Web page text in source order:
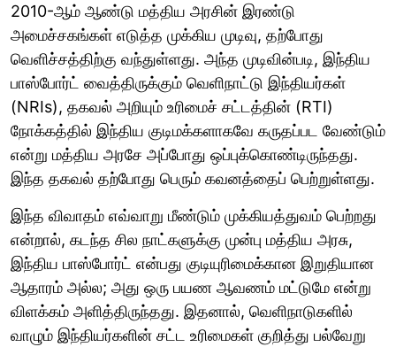
2010-ஆம் ஆண்டு மத்திய அரசின் இரண்டு
அமைச்சகங்கள் எடுத்த முக்கிய முடிவு, தற்போது
வெளிச்சத்திற்கு வந்துள்ளது. அந்த முடிவின்படி, இந்திய
பாஸ்போர்ட் வைத்திருக்கும் வெளிநாட்டு இந்தியர்கள்
(NRIs), தகவல் அறியும் உரிமைச் சட்டத்தின் (RTI)
நோக்கத்தில் இந்திய குடிமக்களாகவே கருதப்பட வேண்டும்
என்று மத்திய அரசே அப்போது ஒப்புக்கொண்டிருந்தது.
இந்த தகவல் தற்போது பெரும் கவனத்தைப் பெற்றுள்ளது.
இந்த விவாதம் எவ்வாறு மீண்டும் முக்கியத்துவம் பெற்றது
என்றால், கடந்த சில நாட்களுக்கு முன்பு மத்திய அரசு,
இந்திய பாஸ்போர்ட் என்பது குடியுரிமைக்கான இறுதியான
ஆதாரம் அல்ல; அது ஒரு பயண ஆவணம் மட்டுமே என்று
விளக்கம் அளித்திருந்தது. இதனால், வெளிநாடுகளில்
வாழும் இந்தியர்களின் சட்ட உரிமைகள் குறித்து பல்வேறு